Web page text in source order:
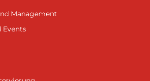
Management
Events